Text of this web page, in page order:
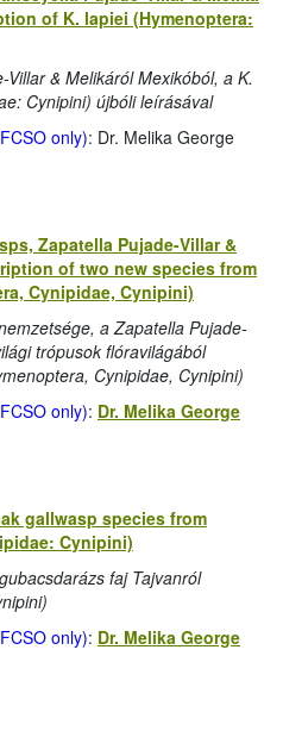
of K. lapiei (Hymenoptera:
& Melikáról Mexikóból, a K.
Cynipini) újbóli leírásával
only): Dr. Melika George
Zapatella Pujade-Villar &
of two new species from
Cynipidae, Cynipini)
a Zapatella Pujade-
trópusok flóravilágából
Cynipidae, Cynipini)
only): Dr. Melika George
gallwasp species from
Cynipini)
faj Tajvanról
only): Dr. Melika George